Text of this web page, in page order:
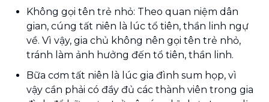
Không gọi tên trẻ nhỏ: Theo quan niệm dân
gian, cúng tất niên là lúc tổ tiên, thần linh ngự
về. Vì vậy, gia chủ không nên gọi tên trẻ nhỏ,
tránh làm ảnh hưởng đến tổ tiên, thần linh.
Bữa cơm tất niên là lúc gia đình sum họp, vì
vậy cần phải có đầy đủ các thành viên trong gia